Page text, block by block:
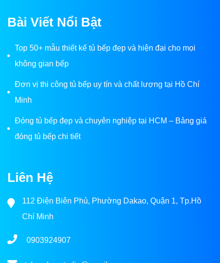
Bài Viết Nổi Bật
Top 50+ mẫu thiết kế tủ bếp đẹp và hiện đại cho mọi
không gian bếp
Đơn vị thi công tủ bếp uy tín và chất lượng tại Hồ Chí
Minh
Đóng tủ bếp đẹp và chuyên nghiệp tại HCM – Bảng giá
đóng tủ bếp chi tiết
Liên Hệ
112 Điện Biên Phủ, Phường Dakao, Quận 1, Tp.Hồ
Chí Minh
0903924907